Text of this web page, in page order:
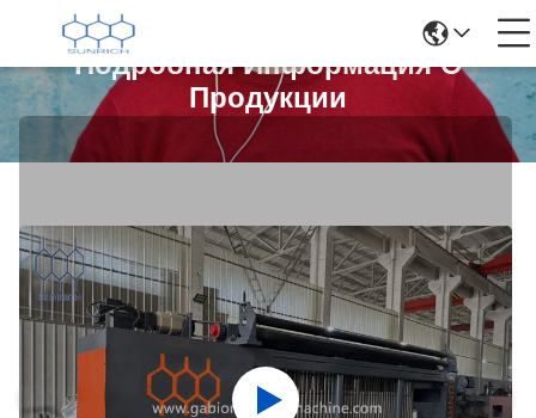
Подробная Информация О
Продукции